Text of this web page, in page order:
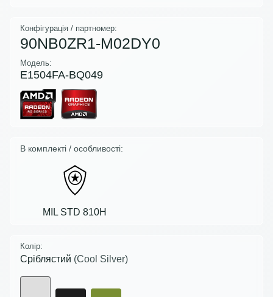
Конфігурація / партномер:
90NB0ZR1-M02DY0
Модель:
E1504FA-BQ049
В комплекті / особливості:
MIL STD 810H
Колір:
Сріблястий (Cool Silver)